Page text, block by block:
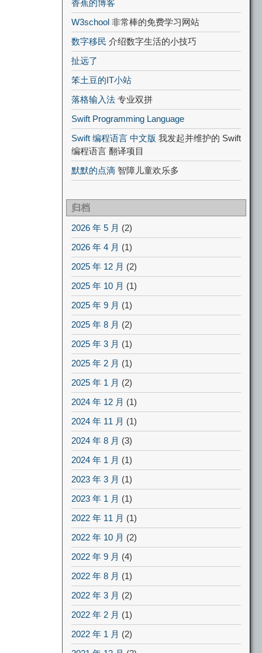
香蕉的博客
W3school 非常棒的免费学习网站
数字移民 介绍数字生活的小技巧
扯远了
笨土豆的IT小站
落格输入法 专业双拼
Swift Programming Language
Swift 编程语言 中文版 我发起并维护的 Swift
编程语言 翻译项目
默默的点滴 智障儿童欢乐多
归档
2026 年 5 月 (2)
2026 年 4 月 (1)
2025 年 12 月 (2)
2025 年 10 月 (1)
2025 年 9 月 (1)
2025 年 8 月 (2)
2025 年 3 月 (1)
2025 年 2 月 (1)
2025 年 1 月 (2)
2024 年 12 月 (1)
2024 年 11 月 (1)
2024 年 8 月 (3)
2024 年 1 月 (1)
2023 年 3 月 (1)
2023 年 1 月 (1)
2022 年 11 月 (1)
2022 年 10 月 (2)
2022 年 9 月 (4)
2022 年 8 月 (1)
2022 年 3 月 (2)
2022 年 2 月 (1)
2022 年 1 月 (2)